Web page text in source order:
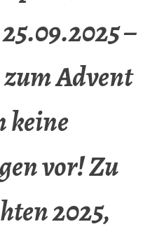
–
zum Advent
keine
vor! Zu
2025,